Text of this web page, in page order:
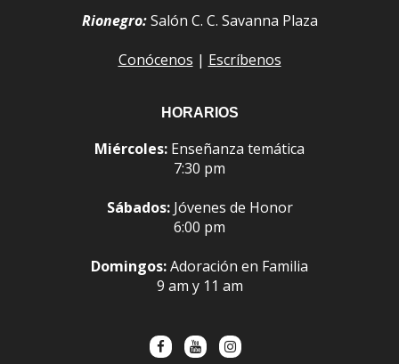
Rionegro:Salón C. C. Savanna Plaza
Conócenos | Escríbenos
HORARIOS
Miércoles: Enseñanza temática
7:30 pm
Sábados:Jóvenes de Honor
6:00 pm
Domingos:Adoración en Familia
9 am y 11 am